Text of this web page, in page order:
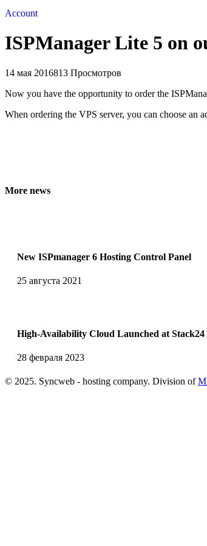
Account
ISPManager Lite 5 on
14 мая 2016813 Просмотров
Now you have the opportunity to order the
When ordering the VPS server, you can choose an
More news
New ISPmanager 6 Hosting Control Panel
25 августа 2021
High-Availability Cloud Launched at Stack24
28 февраля 2023
© 2025. Syncweb - hosting company. Division of